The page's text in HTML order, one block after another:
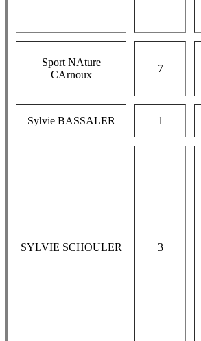
Sport NAture
CArnoux
7
Sylvie BASSALER 1
SYLVIE SCHOULER 3